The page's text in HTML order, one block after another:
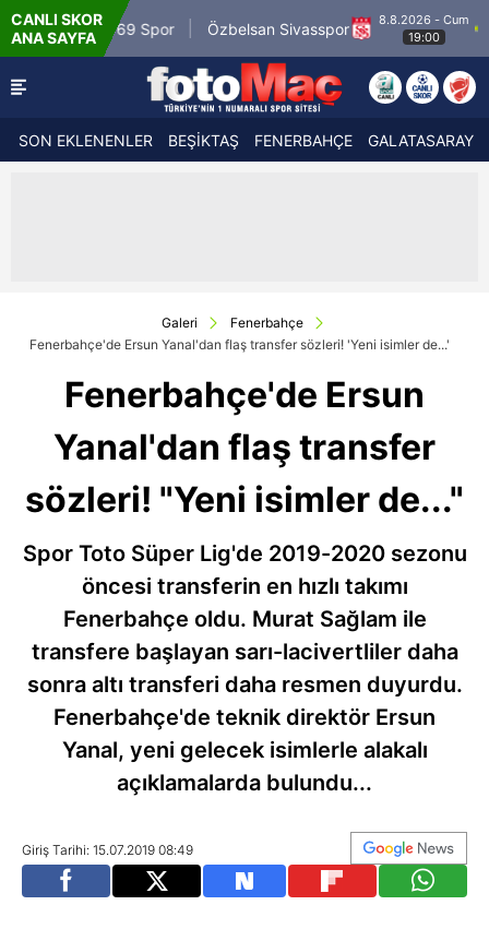
CANLI SKOR
ANA SAYFA
1969 Spor Özbelsan Sivasspor
8.8.2026 - Cum
19:00
SON EKLENENLER BEŞİKTAŞ FENERBAHÇE GALATASARAY
Galeri
Fenerbahçe
Fenerbahçe'de Ersun Yanal'dan flaş transfer sözleri! 'Yeni isimler de...'
Fenerbahçe'de Ersun
Yanal'dan flaş transfer
sözleri! "Yeni isimler de..."
Spor Toto Süper Lig'de 2019-2020 sezonu
öncesi transferin en hızlı takımı
Fenerbahçe oldu. Murat Sağlam ile
transfere başlayan sarı-lacivertliler daha
sonra altı transferi daha resmen duyurdu.
Fenerbahçe'de teknik direktör Ersun
Yanal, yeni gelecek isimlerle alakalı
açıklamalarda bulundu...
Giriş Tarihi: 15.07.2019 08:49